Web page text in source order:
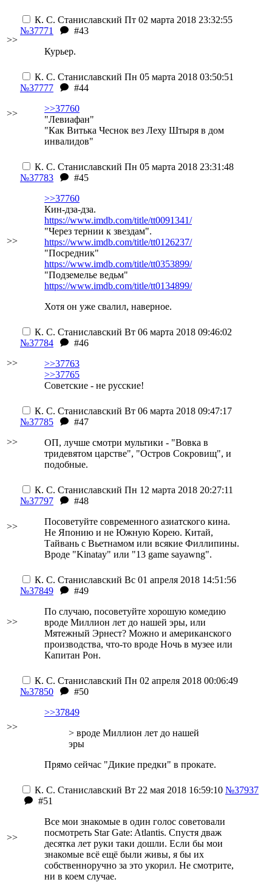
>>
К. С. Станиславский Пт 02 марта 2018 23:32:55
№37771
#43
Курьер.
>>
К. С. Станиславский Пн 05 марта 2018 03:50:51
№37777
#44
>>37760
"Левиафан"
"Как Витька Чеснок вез Леху Штыря в дом
инвалидов"
>>
К. С. Станиславский Пн 05 марта 2018 23:31:48
№37783
#45
>>37760
Кин-дза-дза.
https://www.imdb.com/title/tt0091341/
"Через тернии к звездам".
https://www.imdb.com/title/tt0126237/
"Посредник"
https://www.imdb.com/title/tt0353899/
"Подземелье ведьм"
https://www.imdb.com/title/tt0134899/
Хотя он уже свалил, наверное.
>>
К. С. Станиславский Вт 06 марта 2018 09:46:02
№37784
#46
>>37763
>>37765
Советские - не русские!
>>
К. С. Станиславский Вт 06 марта 2018 09:47:17
№37785
#47
OП, лучше смотри мультики - "Вовка в
тридевятом царстве", "Остров Сокровищ", и
подобные.
>>
К. С. Станиславский Пн 12 марта 2018 20:27:11
№37797
#48
Посоветуйте современного азиатского кина.
Не Японию и не Южную Корею. Китай,
Тайвань с Вьетнамом или всякие Филлипины.
Вроде "Kinatay" или "13 game sayawng".
>>
К. С. Станиславский Вс 01 апреля 2018 14:51:56
№37849
#49
По случаю, посоветуйте хорошую комедию
вроде Миллион лет до нашей эры, или
Мятежный Эрнест? Можно и американского
производства, что-то вроде Ночь в музее или
Капитан Рон.
>>
К. С. Станиславский Пн 02 апреля 2018 00:06:49
№37850
#50
>>37849
> вроде Миллион лет до нашей
эры
Прямо сейчас "Дикие предки" в прокате.
>>
К. С. Станиславский Вт 22 мая 2018 16:59:10 №37937
#51
Все мои знакомые в один голос советовали
посмотреть Star Gate: Atlantis. Спустя дваж
десятка лет руки таки дошли. Если бы мои
знакомые всё ещё были живы, я бы их
собственноручно за это укорил. Не смотрите,
ни в коем случае.